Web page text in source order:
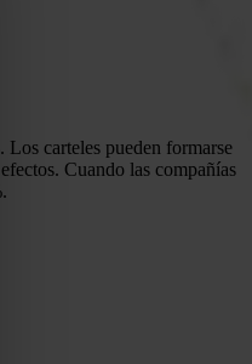
Los carteles pueden formarse
Cuando las compañías